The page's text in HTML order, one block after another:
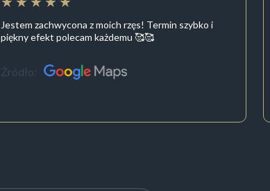
Jestem zachwycona z moich rzęs! Termin szybko i
piękny efekt polecam każdemu 🥰🥰
Źródło: